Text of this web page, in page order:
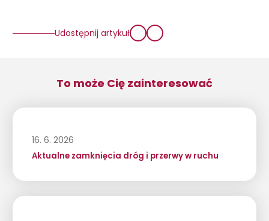
Udostępnij artykuł
To może Cię zainteresować
16. 6. 2026
Aktualne zamknięcia dróg i przerwy w ruchu